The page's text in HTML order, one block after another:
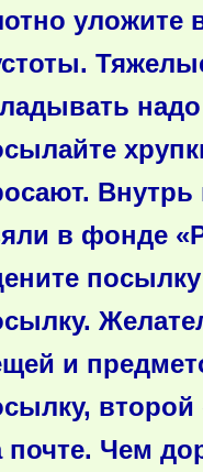
уложите
в фонде
и
второй
почте. Чем